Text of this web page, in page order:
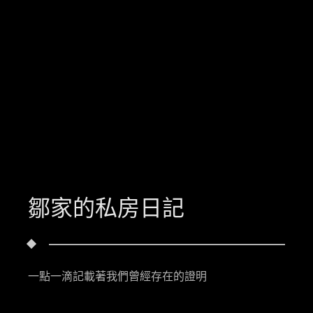
鄒家的私房日記
一點一滴記載著我們曾經存在的證明